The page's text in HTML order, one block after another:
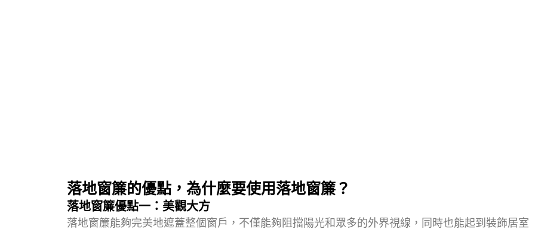
落地窗簾的優點，為什麼要使用落地窗簾？
落地窗簾優點一：美觀大方
落地窗簾能夠完美地遮蓋整個窗戶，不僅能夠阻擋陽光和眾多的外界視線，同時也能起到裝飾居室